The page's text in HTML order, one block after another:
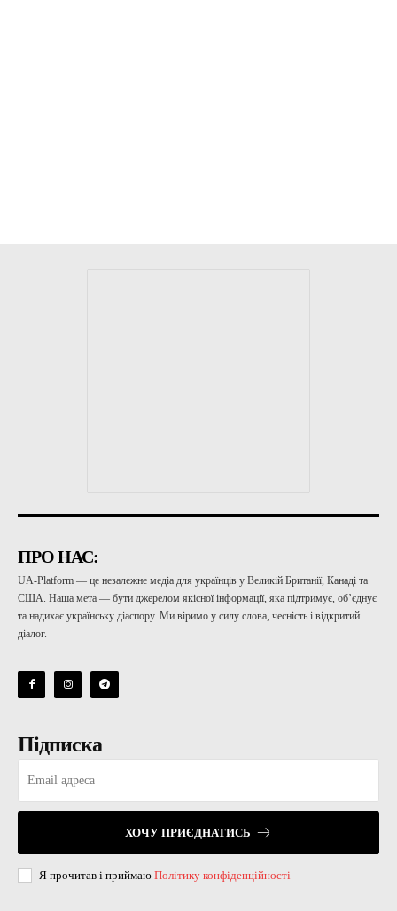
ПРО НАС:
UA-Platform — це незалежне медіа для українців у Великій Британії, Канаді та
США. Наша мета — бути джерелом якісної інформації, яка підтримує, об’єднує
та надихає українську діаспору. Ми віримо у силу слова, чесність і відкритий
діалог.
Підписка
ХОЧУ ПРИЄДНАТИСЬ
Я прочитав і приймаю Політику конфіденційності